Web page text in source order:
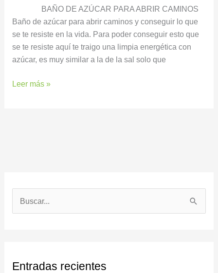
BAÑO DE AZÚCAR PARA ABRIR CAMINOS
Baño de azúcar para abrir caminos y conseguir lo que
se te resiste en la vida. Para poder conseguir esto que
se te resiste aquí te traigo una limpia energética con
azúcar, es muy similar a la de la sal solo que
Leer más »
a
Entradas recientes